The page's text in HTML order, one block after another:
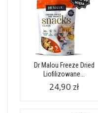
Dr Malou Freeze Dried
Liofilizowane...
24,90 zł